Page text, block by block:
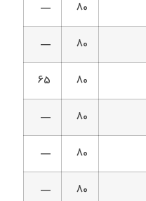
80
—
80
—
80
65
80
—
80
—
80
—